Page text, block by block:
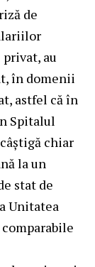
de
au
în domenii
astfel că în
Spitalul
chiar
la un
stat de
Unitatea